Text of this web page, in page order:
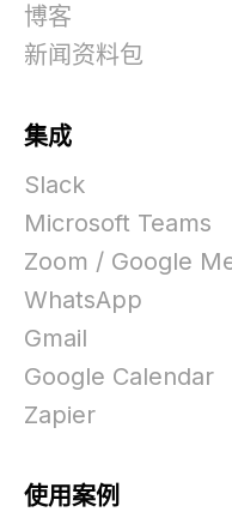
博客
新闻资料包
集成
Slack
Microsoft Teams
Zoom / Google
WhatsApp
Gmail
Google Calendar
Zapier
使用案例